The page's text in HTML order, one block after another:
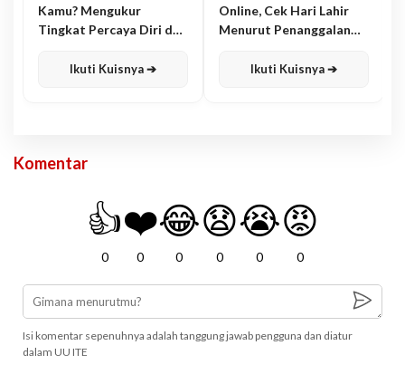
Kamu? Mengukur
Tingkat Percaya Diri dan
Ikuti Kuisnya ➔
Online, Cek Hari Lahir
Menurut Penanggalan
Ikuti Kuisnya ➔
Komentar
👍
0
❤️
0
😂
0
😧
0
😭
0
😡
0
Isi komentar sepenuhnya adalah tanggung jawab pengguna dan diatur
dalam UU ITE